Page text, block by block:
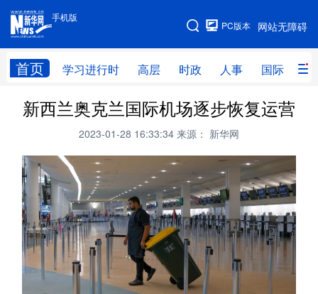
手机版
网站无障碍
PC版本
首页 学习进行时 高层 时政 人事 国际 财
手机版
网站地图
学习进行时 高层 时政 人事
财经 网评
台湾 全球连线
科技 科创 量子 体育
文化 书画 健康 军事
访谈 视频 图片 政务
中央文件 金融
新西兰奥克兰国际机场逐步恢复运营
2023-01-28 16:33:34 来源： 新华网